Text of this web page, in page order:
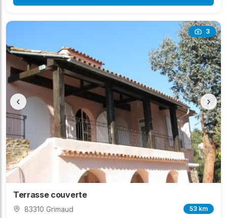
3
‹ ›
Terrasse couverte
83310 Grimaud 53 km